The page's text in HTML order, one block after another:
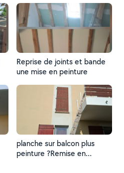
Reprise de joints et bande
une mise en peinture
planche sur balcon plus
peinture ?Remise en